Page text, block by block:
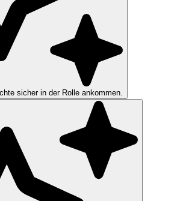
sicher in der Rolle ankommen.